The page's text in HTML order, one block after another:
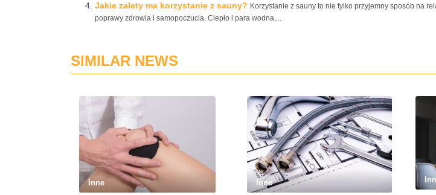
Jakie zalety ma korzystanie z sauny? Korzystanie z sauny to nie tylko przyjemny sposób na
poprawy zdrowia i samopoczucia. Ciepło i para wodna,...
SIMILAR NEWS
Inne Inne